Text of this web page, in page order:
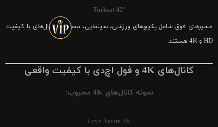
Turksat 42°
مسیرهای فوق شامل پکیج‌های ورزشی، سینمایی، مستند و کانال‌های با کیفیت
HD و 4K هستند.
کانال‌های 4K و فول اچ‌دی با کیفیت واقعی
نمونه کانال‌های 4K محبوب:
Love Nature 4K